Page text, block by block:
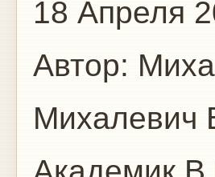
18 Апреля
Автор:
Михалевич